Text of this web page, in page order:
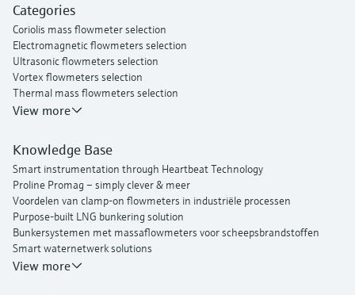
Proline t-mass I 300 Thermische massaflowmeter
Categories
Coriolis mass flowmeter selection
Electromagnetic flowmeters selection
Ultrasonic flowmeters selection
Vortex flowmeters selection
Thermal mass flowmeters selection
View more
Knowledge Base
Smart instrumentation through Heartbeat Technology
Proline Promag – simply clever & meer
Voordelen van clamp-on flowmeters in industriële processen
Purpose-built LNG bunkering solution
Bunkersystemen met massaflowmeters voor scheepsbrandstoffen
Smart waternetwerk solutions
Endress+Hauser Flow
View more